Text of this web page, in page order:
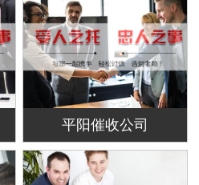
平阳催收公司